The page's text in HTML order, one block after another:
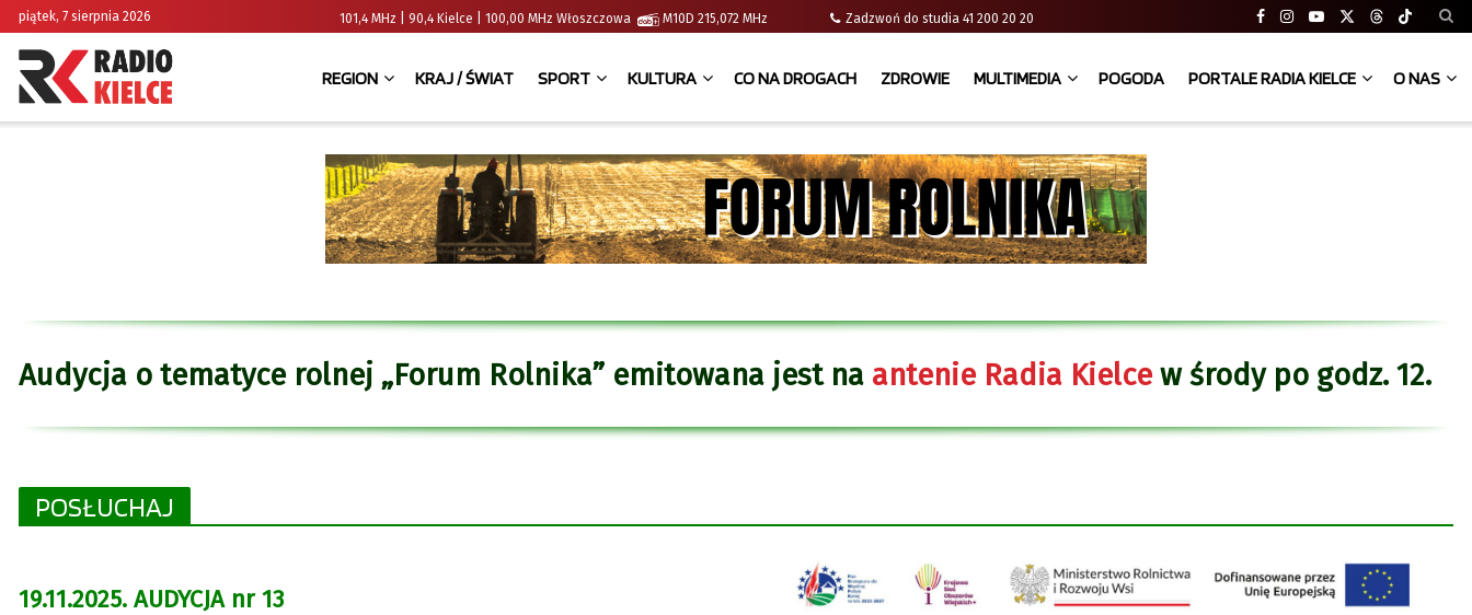
piątek, 7 sierpnia 2026 101,4 MHz | 90,4 Kielce | 100,00 MHz Włoszczowa M10D 215,072 MHz Zadzwoń do studia 41 200 20 20
REGION KRAJ / ŚWIAT SPORT KULTURA CO NA DROGACH ZDROWIE MULTIMEDIA POGODA PORTALE RADIA KIELCE O NAS
Audycja o tematyce rolnej „Forum Rolnika” emitowana jest na antenie Radia Kielcew środy po godz. 12.
POSŁUCHAJ
19.11.2025. AUDYCJA nr 13